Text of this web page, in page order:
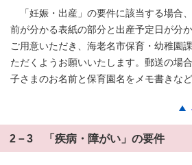
「妊娠・出産」の要件に該当する場合
前が分かる表紙の部分と出産予定日が分
ご用意いただき、海老名市保育・幼稚園
ただくようお願いいたします。郵送の場
子さまのお名前と保育園名をメモ書きな
2－3 「疾病・障がい」の要件